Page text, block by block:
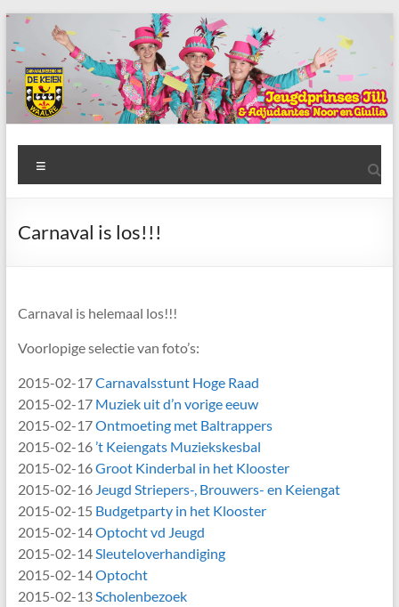
Ga
naar
de
inhoud
AWC
de
Keien
De
Carnaval is los!!!
Carnaval is helemaal los!!!
Voorlopige selectie van foto’s:
2015-02-17Carnavalsstunt Hoge Raad
2015-02-17 Muziek uit d’n vorige eeuw
2015-02-17Ontmoeting met Baltrappers
2015-02-16’t Keiengats Muziekskesbal
2015-02-16Groot Kinderbal in het Klooster
2015-02-16 Jeugd Striepers-, Brouwers- en Keiengat
2015-02-15 Budgetparty in het Klooster
2015-02-14Optocht vd Jeugd
2015-02-14Sleuteloverhandiging
2015-02-14Optocht
2015-02-13Scholenbezoek